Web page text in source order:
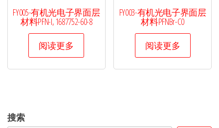
页
面
上
择
FY005-有机光电子界面层
材料PFN-I, 1687752-60-8
阅读更多
FY003-有机光电子界面层
材料PFNBr-C0
阅读更多
搜索